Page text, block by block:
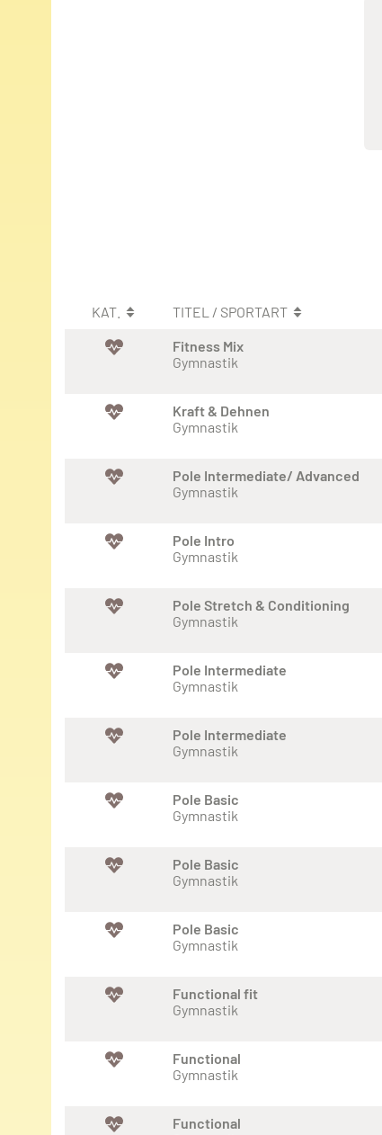
KAT. TITEL / SPORTART
Fitness Mix
Gymnastik
Kraft & Dehnen
Gymnastik
Pole Intermediate/ Advanced
Gymnastik
Pole Intro
Gymnastik
Pole Stretch & Conditioning
Gymnastik
Pole Intermediate
Gymnastik
Pole Intermediate
Gymnastik
Pole Basic
Gymnastik
Pole Basic
Gymnastik
Pole Basic
Gymnastik
Functional fit
Gymnastik
Functional
Gymnastik
Functional